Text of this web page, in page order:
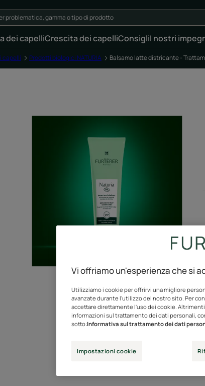
dei capelliCrescita dei capelliConsigliI nostri
capelli Prodotti biologici NATURIA Balsamo latte districante -
Vi offriamo un'esperienza che si
Utilizziamo i cookie per offrirvi una migliore
avanzate durante l'utilizzo del nostro sito. Per
accettare direttamente l'uso dei cookie.
informazioni sul trattamento dei dati personali,
sotto:Informativa sul trattamento dei dati
Impostazioni cookie